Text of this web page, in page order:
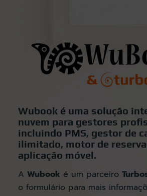
Wubook é uma solução
nuvem para gestores
incluindo PMS, gestor de
ilimitado, motor de
aplicação móvel.
A Wubook é um parceiro
o formulário para mais